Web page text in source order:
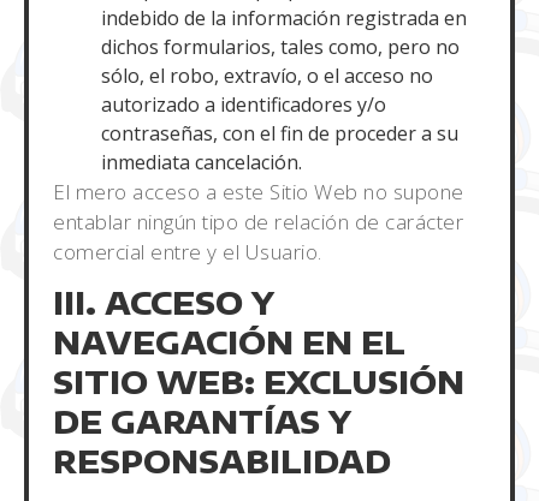
indebido de la información registrada en
dichos formularios, tales como, pero no
sólo, el robo, extravío, o el acceso no
autorizado a identificadores y/o
contraseñas, con el fin de proceder a su
inmediata cancelación.
El mero acceso a este Sitio Web no supone
entablar ningún tipo de relación de carácter
comercial entre y el Usuario.
III. ACCESO Y
NAVEGACIÓN EN EL
SITIO WEB: EXCLUSIÓN
DE GARANTÍAS Y
RESPONSABILIDAD